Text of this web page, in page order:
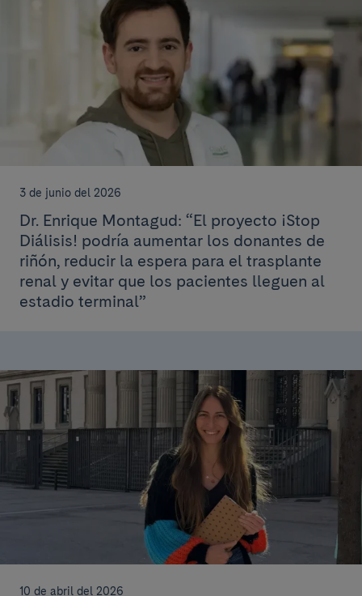
3 de junio del 2026
Dr. Enrique Montagud: “El proyecto ¡Stop
Diálisis! podría aumentar los donantes de
riñón, reducir la espera para el trasplante
renal y evitar que los pacientes lleguen al
estadio terminal”
10 de abril del 2026